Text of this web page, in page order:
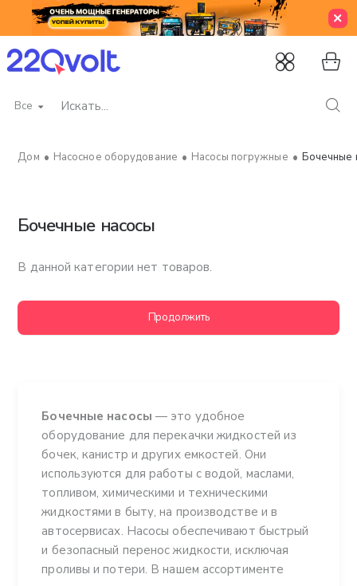
Все
Искать...
Бочечные насосы
Насосное оборудование Насосы погружные Бочечные
Бочечные насосы — это удобное
оборудование для перекачки жидкостей из
бочек, канистр и других емкостей. Они
используются для работы с водой, маслами,
топливом, химическими и техническими
жидкостями в быту, на производстве и в
автосервисах. Насосы обеспечивают быстрый
и безопасный перенос жидкости, исключая
проливы и потери. В нашем ассортименте
В данной категории нет товаров.
Продолжить